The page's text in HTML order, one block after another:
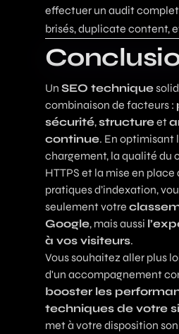
effectuer un audit complet
brisés, duplicate content,
Un SEO technique
combinaison de facteurs :
sécurité,structureet
continue. En optimisant
chargement, la qualité du
HTTPS et la mise en place
pratiques d’indexation,
seulement votre
Google, mais aussi
à vos visiteurs.
Vous souhaitez aller plus
d'un accompagnement
booster les
techniques de votre
met à votre disposition